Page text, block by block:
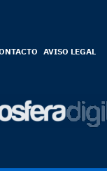
AVISO LEGAL